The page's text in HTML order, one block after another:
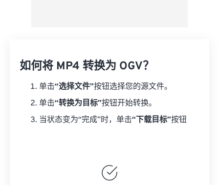
如何将 MP4 转换为 OGV？
单击“选择文件”按钮选择您的源文件。
单击“转换为目标”按钮开始转换。
当状态变为“完成”时，单击“下载目标”按钮